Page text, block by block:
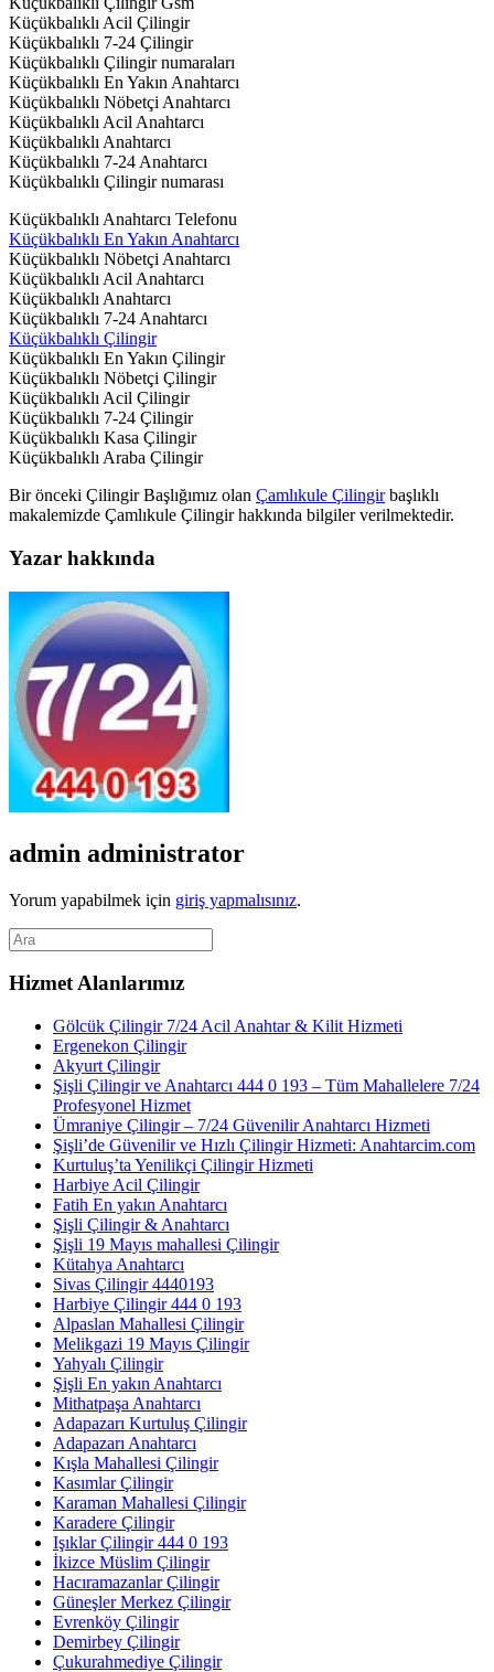
Küçükbalıklı Acil Çilingir
Küçükbalıklı 7-24 Çilingir
Küçükbalıklı Çilingir numaraları
Küçükbalıklı En Yakın Anahtarcı
Küçükbalıklı Nöbetçi Anahtarcı
Küçükbalıklı Acil Anahtarcı
Küçükbalıklı Anahtarcı
Küçükbalıklı 7-24 Anahtarcı
Küçükbalıklı Çilingir numarası
Küçükbalıklı Anahtarcı Telefonu
Küçükbalıklı En Yakın Anahtarcı
Küçükbalıklı Nöbetçi Anahtarcı
Küçükbalıklı Acil Anahtarcı
Küçükbalıklı Anahtarcı
Küçükbalıklı 7-24 Anahtarcı
Küçükbalıklı Çilingir
Küçükbalıklı En Yakın Çilingir
Küçükbalıklı Nöbetçi Çilingir
Küçükbalıklı Acil Çilingir
Küçükbalıklı 7-24 Çilingir
Küçükbalıklı Kasa Çilingir
Küçükbalıklı Araba Çilingir
Bir önceki Çilingir Başlığımız olan Çamlıkule Çilingirbaşlıklı
makalemizde Çamlıkule Çilingir hakkında bilgiler verilmektedir.
Yazar hakkında
admin administrator
Yorum yapabilmek için giriş yapmalısınız.
Hizmet Alanlarımız
Gölcük Çilingir 7/24 Acil Anahtar & Kilit Hizmeti
Ergenekon Çilingir
Akyurt Çilingir
Şişli Çilingir ve Anahtarcı 444 0 193 – Tüm Mahallelere 7/24
Profesyonel Hizmet
Ümraniye Çilingir – 7/24 Güvenilir Anahtarcı Hizmeti
Şişli’de Güvenilir ve Hızlı Çilingir Hizmeti: Anahtarcim.com
Kurtuluş’ta Yenilikçi Çilingir Hizmeti
Harbiye Acil Çilingir
Fatih En yakın Anahtarcı
Şişli Çilingir & Anahtarcı
Şişli 19 Mayıs mahallesi Çilingir
Kütahya Anahtarcı
Sivas Çilingir 4440193
Harbiye Çilingir 444 0 193
Alpaslan Mahallesi Çilingir
Melikgazi 19 Mayıs Çilingir
Yahyalı Çilingir
Şişli En yakın Anahtarcı
Mithatpaşa Anahtarcı
Adapazarı Kurtuluş Çilingir
Adapazarı Anahtarcı
Kışla Mahallesi Çilingir
Kasımlar Çilingir
Karaman Mahallesi Çilingir
Karadere Çilingir
Işıklar Çilingir 444 0 193
İkizce Müslim Çilingir
Hacıramazanlar Çilingir
Güneşler Merkez Çilingir
Evrenköy Çilingir
Demirbey Çilingir
Çukurahmediye Çilingir